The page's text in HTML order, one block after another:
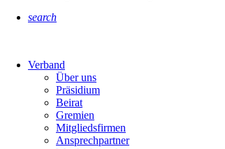
search
Verband
Über uns
Präsidium
Beirat
Gremien
Mitgliedsfirmen
Ansprechpartner